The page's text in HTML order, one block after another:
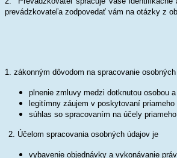
prevádzkovateľa zodpovedať vám na otázky z
1. zákonným dôvodom na spracovanie
plnenie zmluvy medzi dotknutou osobou
legitímny záujem v poskytovaní
súhlas so spracovaním na účely
2. Účelom spracovania osobných údajov je
vybavenie objednávky a vykonávanie